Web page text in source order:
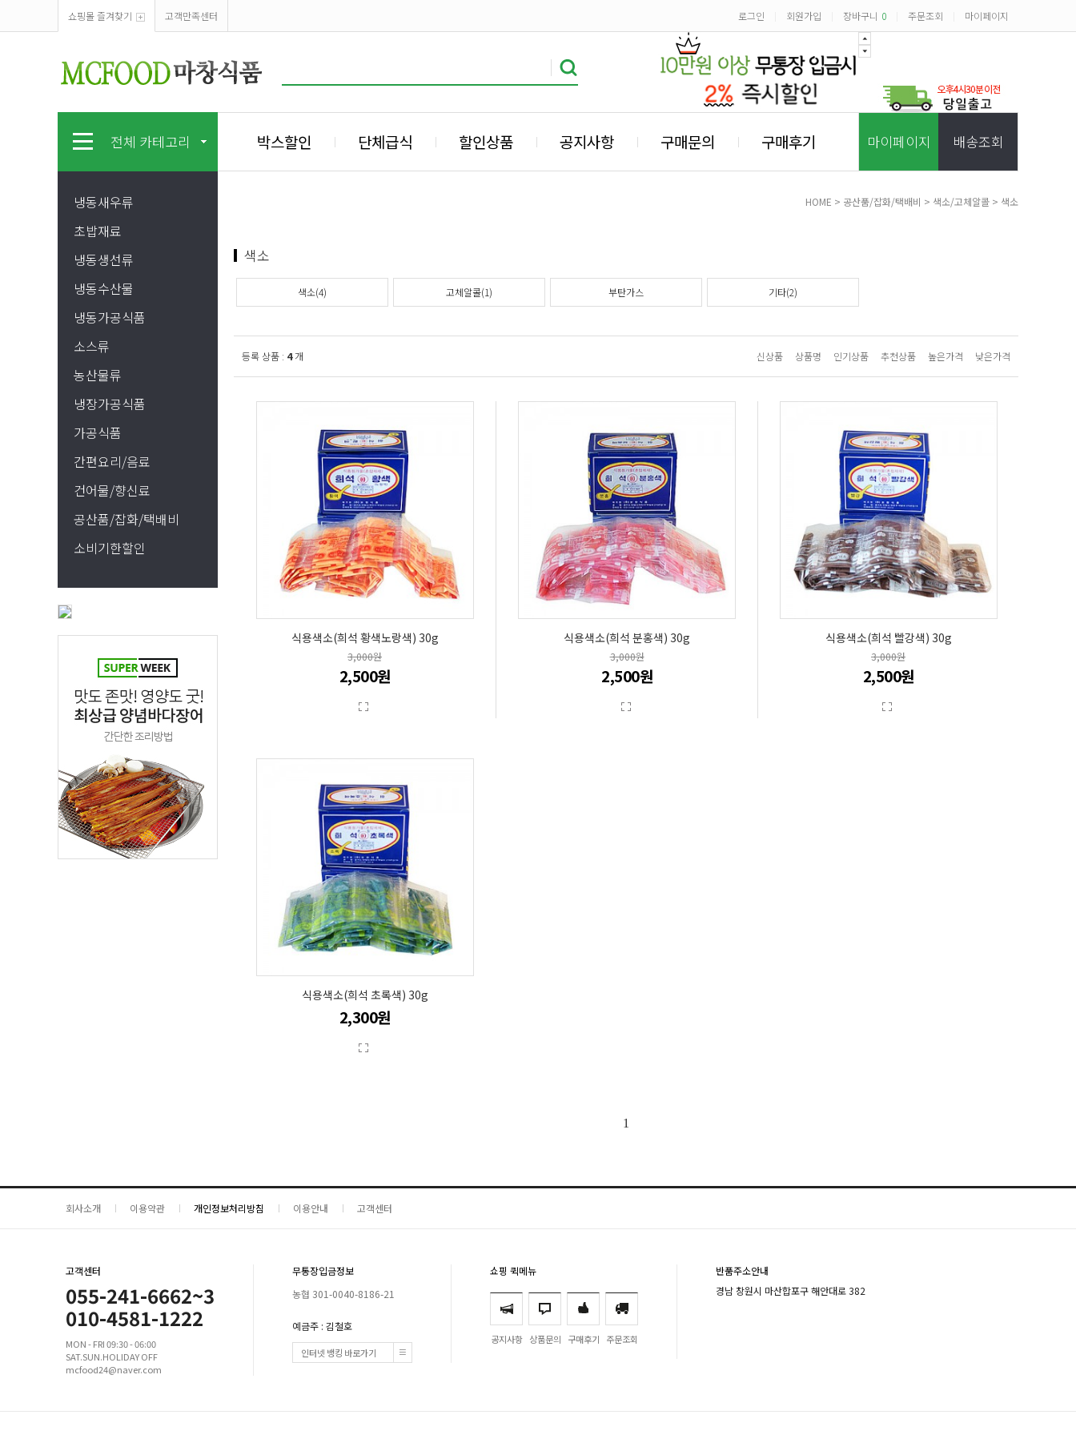
쇼핑몰 즐겨찾기 고객만족센터 로그인 회원가입 장바구니 0 주문조회 마이페이지
전체 카테고리 박스할인 단체급식 할인상품 공지사항 구매문의 구매후기 마이페이지 배송조회
냉동새우류
초밥재료
냉동생선류
냉동수산물
냉동가공식품
소스류
농산물류
냉장가공식품
가공식품
간편요리/음료
건어물/향신료
공산품/잡화/택배비
소비기한할인
HOME > 공산품/잡화/택배비 > 색소/고체알콜 > 색소
색소
색소(4) 고체알콜(1) 부탄가스 기타(2)
등록 상품 : 4개 신상품 상품명 인기상품 추천상품 높은가격 낮은가격
식용색소(희석 황색노랑색) 30g
3,000원
2,500원
식용색소(희석 분홍색) 30g
3,000원
2,500원
식용색소(희석 빨강색) 30g
3,000원
2,500원
식용색소(희석 초록색) 30g
2,300원
1
회사소개 이용약관 개인정보처리방침 이용안내 고객센터
고객센터
055-241-6662~3
010-4581-1222
MON - FRI 09:30 - 06:00
SAT.SUN.HOLIDAY OFF
mcfood24@naver.com
무통장입금정보
농협 301-0040-8186-21
예금주 : 김철호
인터넷 뱅킹 바로가기
쇼핑 퀵메뉴
공지사항 상품문의 구매후기 주문조회
반품주소안내
경남 창원시 마산합포구 해안대로 382